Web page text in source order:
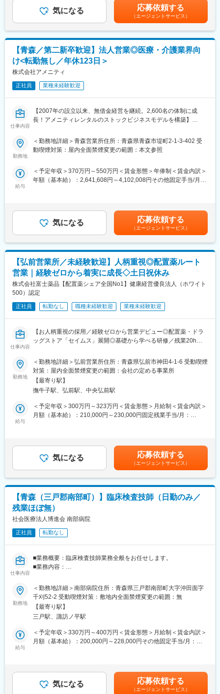
◇秘書未経験歓迎：
基本的なPCスキル（Word、Excel）があれば、秘書の経験は不要
◇月9日休み＆残業月平均10時間：
定時17：30＆残業少な目なので、プライベートな時間も大切にし
ながら就業することが可能です。ワークライフバランスを重視す
る方におすすめです。
◇無料駐車場あり：
通勤にはマイカーの利用可能です。施設内に無料駐車場の用意も
あります。
◇UIJターン歓迎＆社宅相談可能：
遠方から移住される方には、当法人借り上げの住宅提供も可能な
ので、ご相談ください。
【当法人について】
◇横断的に多くの施設を運営：
ープホーム・訪問看護ステーション・へルパーステーションを経
営し地域の医療福祉に貢献しています。
を取り合いながら、施設の運営に取り組んで参ります。
◇約38年の運営実績：
1988年設立で約40年近い運営実績があり、八戸エリアで医療・介
大手チェーンではありませんが、長年地域に根差して運営してい
る安定法人です。
変更の範囲：当法人関連施設の業務
上下する可能性があります。月給(月額)は固定手当を含めた表記で
す。
気になる 応募依頼する
（エージェントサービス）
【青森／第二新卒歓迎】法人営業◎医療・介護業界向
け<転勤無し／年休123日＞
株式会社アメニティ
正社員 業種未経験歓迎
仕事内容
【2007年の設立以来、無借金経営を継続。2,600名の体制に成
長！アメニティレンタルのストックビジネスモデルを構築】
を図るため、このたび新たな仲間をお迎えすることとなりまし
た。
病院や介護施設に向けて、入院・入所時に必要な衣類やタオル、
日用品などをレンタルできる「アメニティサポートシステム」を
主な営業活動は新規提案営業と既存フォローの両輪です。 社会貢
献性も高く、今後の高齢化社会において成長が見込める成長産業
です。 また、病院や介護施設の業務軽減に貢献する事で、患者
様、利用者様へのサービス向上に直結する為、大変やりがいのあ
るお仕事です。
■キャリアアップについて：
本人の頑張りを昇給、昇格にて評価される制度が御座います。ま
た、事業拡大に伴い、新規の営業所も出店しており、営業所長や
エリアを管理する責任者などのポストがある為、早期のキャリア
アップが見込めます。 ※実際に入社4年前後で所長になった中途入
■会社情報：
当社は入院中に必要となるアメニティ(パジャマ・タオル・日用
会社です。
レンタルだけでなく、病院・介護施設内での申込の受付業務から
ご利用者への提供・回収・請求まで全て弊社で受け持っておりま
す。そのため医療・介護施設の業務負担の軽減もでき多くのメリ
ットがあります。拠点は北海道から九州まで展開し、毎年増収・
増益と確実に業績伸長しています。
勤務地
＜勤務地詳細＞青森営業所住所：青森県青森市堤町2-1-3-402 受
動喫煙対策：屋内全面禁煙変更の範囲：本文参照
給与
＜予定年収＞370万円～550万円＜賃金形態＞年俸制＜賃金内訳＞
年額（基本給）：2,641,608円～4,102,008円その他固定手当/月：
無＞有＜残業手当＞有＜給与補足＞※経験・能力・前職の給与など
を考慮するため上下する可能性があります・評価：年2回（4月・
10月/売上実績だけでなく取り組み姿勢や提案プロセスなどの定性
評価も重視）・年収例：370-480万円(主任/入社2-3年)⇒420-550
万円(係長/入社3-5年)賃金はあくまでも目安の金額であり、選考を
通じて上下する可能性があります。月給(月額)は固定手当を含めた
表記です。
気になる 応募依頼する
（エージェントサービス）
【弘前営業所／未経験歓迎】人柄重視◎配置薬ルート
営業｜経験ゼロから着実に成長◇土日祝休み
株式会社富士薬品【配置薬シェア全国No1】健康経営優良法人（ホワイト
500）認定
正社員 転勤なし 職種未経験歓迎 業種未経験歓迎
仕事内容
【お人柄重視の採用／経験ゼロから営業デビュー◎配置薬・ドラ
ッグストア「セイムス」展開◎基礎から学べる研修／残業20h以
■職務内容：
既にお取引のある個人宅・法人のお客様を定期的に訪問し、配置
薬（救急箱）と健康食品の点検・補充・健康相談を行う営業で
す。
「薬を売る」のではなく、「人として信頼される」営業であり、
お客様の体調や生活背景に寄り添い、感謝される仕事です。
月に1回程度のペースでお客様宅を訪問
※社用車（軽自動車）に乗ってお客様宅へ訪問をします。（1件あ
・使用したお薬代金の集金
・健康相談、新商品・サービスのご提案 など
※一部、新たに配置薬を置いていただくお客様への訪問がありま
す。
└配置薬は無料でおけるので、お客様も抵抗なく置いてくれる製
品です。
■キャリアパス／評価体制
（1）キャリアパス
可能です。
・昇給1回／最短3年で営業所所長になった実績あり
・年功序列ではなく、実績と姿勢を見て判断
努力やプロセスもしっかり評価される制度があります。
（2）半期ごとの評価で、頑張りが収入に反映
・評価は半年ごとに実施
■研修制度：
勤務地
＜勤務地詳細＞弘前営業所住所：青森県弘前市神田4-1-6 受動喫煙
対策：屋内全面禁煙変更の範囲：会社の定める事業所
【最寄り駅】
撫牛子駅、弘前駅、中央弘前駅
給与
＜予定年収＞300万円～323万円＜賃金形態＞月給制＜賃金内訳＞
月額（基本給）：210,000円～230,000円固定残業手当/月：
年収は当社規定に基づき、年齢や経験に応じて決定します。・昇
給：年1回（4月）＜モデル給与＞※入社3年目平均基本給＋各種手
当＋業績連動給→総支給月額344,141円※業績連動給：月の予算達
成や売り上げに対して支払われます。賃金はあくまでも目安の金
額であり、選考を通じて上下する可能性があります。月給(月額)は
固定手当を含めた表記です。
気になる 応募依頼する
（エージェントサービス）
【青森（三戸郡南部町）】臨床検査技師（日勤のみ／
残業ほぼ無）
社会医療法人博進会 南部病院
正社員 転勤なし
仕事内容
■業務概要：臨床検査技師業務全般をお任せします。
■業務内容：
・心電図ホルター心電図の検査
・採血やエコー検査等できれば尚可。
■組織体制について：現在、臨床検査技師は2名体制で業務を行っ
ており、適宜外注も活用しながら業務を行っています。今回は体
制強化で臨床検査技師としての実務を行っていただける方の募集
を行っています。残業はほぼ無く、安定した環境での勤務が可能
です。
ベット数は60床あります。基本的には診療時間内での対応が中心
となり、各種検査や手術なども予定された日取りでの対応が中心
勤務地
＜勤務地詳細＞南部病院住所：青森県三戸郡南部町大字沖田面字
千刈52-2 受動喫煙対策：敷地内全面禁煙変更の範囲：無
【最寄り駅】
三戸駅、諏訪ノ平駅
給与
＜予定年収＞330万円～400万円＜賃金形態＞月給制＜賃金内訳＞
月額（基本給）：200,000円～228,000円その他固定手当/月：
までも目安の金額であり、選考を通じて上下する可能性がありま
す。月給(月額)は固定手当を含めた表記です。
気になる 応募依頼する
（エージェントサービス）